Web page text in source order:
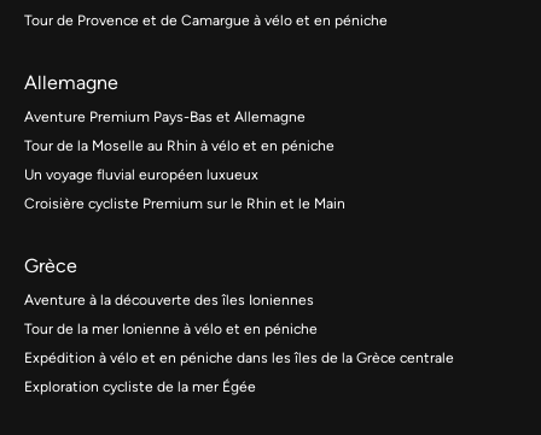
Tour de Provence et de Camargue à vélo et en péniche
Allemagne
Aventure Premium Pays-Bas et Allemagne
Tour de la Moselle au Rhin à vélo et en péniche
Un voyage fluvial européen luxueux
Croisière cycliste Premium sur le Rhin et le Main
Grèce
Aventure à la découverte des îles Ioniennes
Tour de la mer Ionienne à vélo et en péniche
Expédition à vélo et en péniche dans les îles de la Grèce centrale
Exploration cycliste de la mer Égée